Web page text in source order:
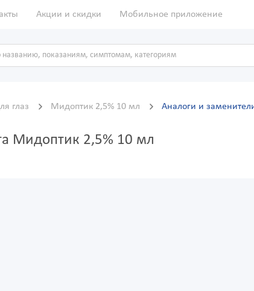
Акции и скидки Мобильное приложение
глаз Мидоптик 2,5% 10 мл Аналоги и
Мидоптик 2,5% 10 мл